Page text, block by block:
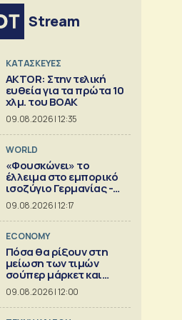
Stream
ΚΑΤΑΣΚΕΥΕΣ
AKTOR: Στην τελική
ευθεία για τα πρώτα 10
χλμ. του ΒΟΑΚ
09.08.2026 | 12:35
WORLD
«Φουσκώνει» το
έλλειμα στο εμπορικό
ισοζύγιο Γερμανίας -
Κίνας
09.08.2026 | 12:17
ECONOMY
Πόσα θα ρίξουν στη
μείωση των τιμών
σούπερ μάρκετ και
βιομηχανία
09.08.2026 | 12:00